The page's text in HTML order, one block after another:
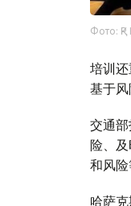
Фото: ҚР
培训
基于风
交通
险、
和风险
哈萨